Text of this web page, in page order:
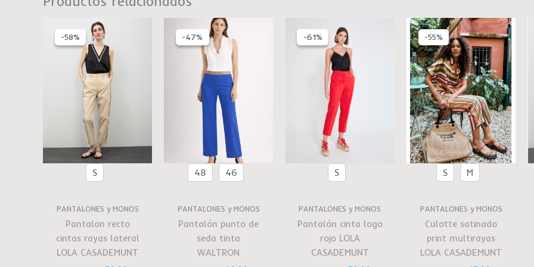
-58%
-58%
S
PANTALONES y MONOS
Pantalon recto
cintas rayas lateral
LOLA CASADEMUNT
El
precio
original
era:
€119.00.
-47%
-47%
48 46
PANTALONES y MONOS
Pantalón punto de
seda tinta
WALTRON
El
precio
original
era:
€75.00.
-61%
-61%
S
PANTALONES y MONOS
Pantalón cinta logo
rojo LOLA
CASADEMUNT
precio
original
era:
€129.00.
-55%
-55%
S M
PANTALONES y MONOS
Culotte satinado
print multirayas
LOLA CASADEMUNT
El
precio
original
era:
€99.00.
El
precio
actual
es:
€45.00.